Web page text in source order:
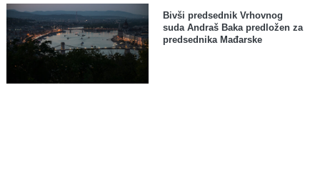
Bivši predsednik Vrhovnog
suda Andraš Baka predložen za
predsednika Mađarske